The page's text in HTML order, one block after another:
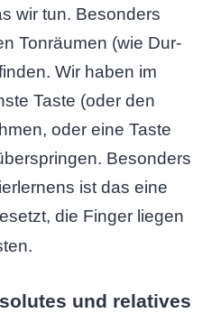
wir tun. Besonders
Tonräumen (wie Dur-
Wir haben im
Taste (oder den
oder eine Taste
Besonders
ist das eine
die Finger liegen
und relatives